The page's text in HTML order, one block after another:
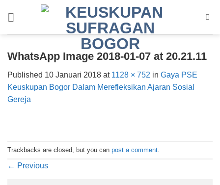
WhatsApp Image 2018-01-07 at 20.21.11
Published 10 Januari 2018 at 1128 × 752 in Gaya PSE
Keuskupan Bogor Dalam Merefleksikan Ajaran Sosial
Gereja
Trackbacks are closed, but you can post a comment
← Previous